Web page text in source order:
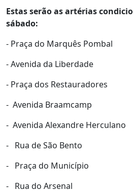
Estas serão as artérias
sábado:
- Praça do Marquês Pombal
- Avenida da Liberdade
- Praça dos Restauradores
- Avenida Braamcamp
- Avenida Alexandre Herculano
- Rua de São Bento
- Praça do Município
- Rua do Arsenal